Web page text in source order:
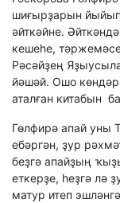
шиғырҙарын
әйткәйне.
кешеһе,
Рәсәйҙең
йәшәй. Ошо
аталған китабын
Гөлфирә апай уны
ебәргән, ҙур
беҙгә апайҙың
еткерҙе, һеҙгә лә
матур итеп